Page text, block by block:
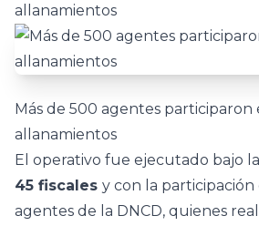
allanamientos
Más de 500 agentes participaron
allanamientos
El operativo fue ejecutado bajo la
45 fiscales y con la participación
agentes de la DNCD, quienes